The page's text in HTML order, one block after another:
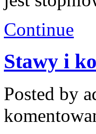
Continue
Stawy i
Posted by